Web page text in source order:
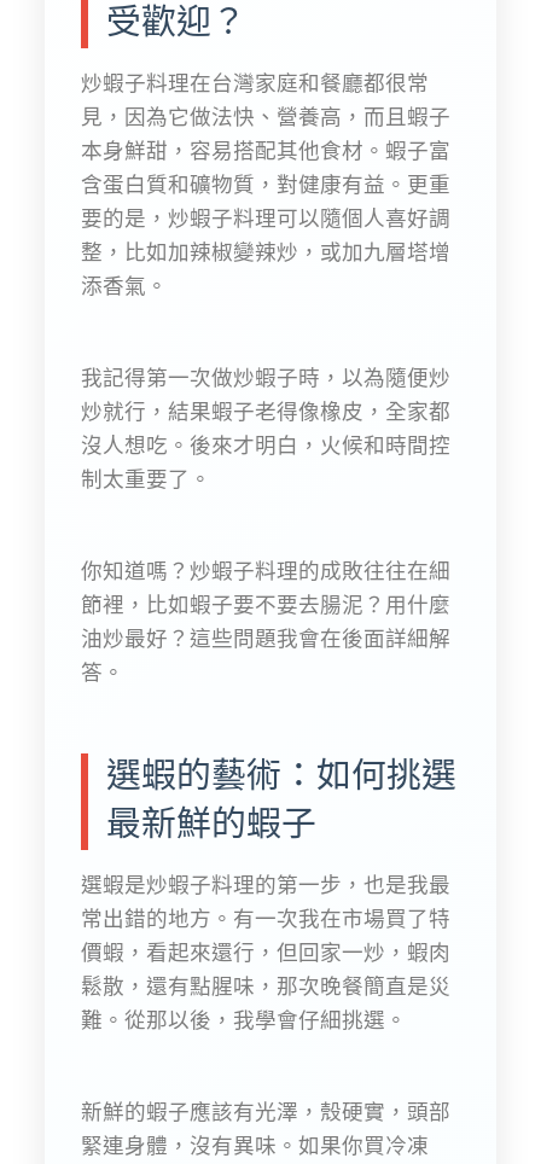
受歡迎？
炒蝦子料理在台灣家庭和餐廳都很常
見，因為它做法快、營養高，而且蝦子
本身鮮甜，容易搭配其他食材。蝦子富
含蛋白質和礦物質，對健康有益。更重
要的是，炒蝦子料理可以隨個人喜好調
整，比如加辣椒變辣炒，或加九層塔增
添香氣。
我記得第一次做炒蝦子時，以為隨便炒
炒就行，結果蝦子老得像橡皮，全家都
沒人想吃。後來才明白，火候和時間控
制太重要了。
你知道嗎？炒蝦子料理的成敗往往在細
節裡，比如蝦子要不要去腸泥？用什麼
油炒最好？這些問題我會在後面詳細解
答。
選蝦的藝術：如何挑選
最新鮮的蝦子
選蝦是炒蝦子料理的第一步，也是我最
常出錯的地方。有一次我在市場買了特
價蝦，看起來還行，但回家一炒，蝦肉
鬆散，還有點腥味，那次晚餐簡直是災
難。從那以後，我學會仔細挑選。
新鮮的蝦子應該有光澤，殼硬實，頭部
緊連身體，沒有異味。如果你買冷凍